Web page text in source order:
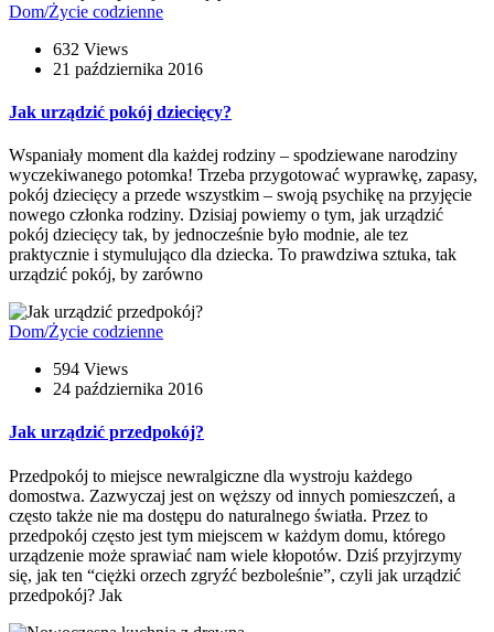
Dom/Życie codzienne
632 Views
21 października 2016
Jak urządzić pokój dziecięcy?
Wspaniały moment dla każdej rodziny – spodziewane narodziny
wyczekiwanego potomka! Trzeba przygotować wyprawkę, zapasy,
pokój dziecięcy a przede wszystkim – swoją psychikę na przyjęcie
nowego członka rodziny. Dzisiaj powiemy o tym, jak urządzić
pokój dziecięcy tak, by jednocześnie było modnie, ale tez
praktycznie i stymulująco dla dziecka. To prawdziwa sztuka, tak
urządzić pokój, by zarówno
Dom/Życie codzienne
594 Views
24 października 2016
Jak urządzić przedpokój?
Przedpokój to miejsce newralgiczne dla wystroju każdego
domostwa. Zazwyczaj jest on węższy od innych pomieszczeń, a
często także nie ma dostępu do naturalnego światła. Przez to
przedpokój często jest tym miejscem w każdym domu, którego
urządzenie może sprawiać nam wiele kłopotów. Dziś przyjrzymy
się, jak ten “ciężki orzech zgryźć bezboleśnie”, czyli jak urządzić
przedpokój? Jak